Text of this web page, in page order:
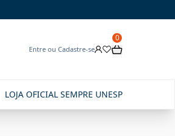
Entre ou Cadastre-se
0
LOJA OFICIAL SEMPRE UNESP